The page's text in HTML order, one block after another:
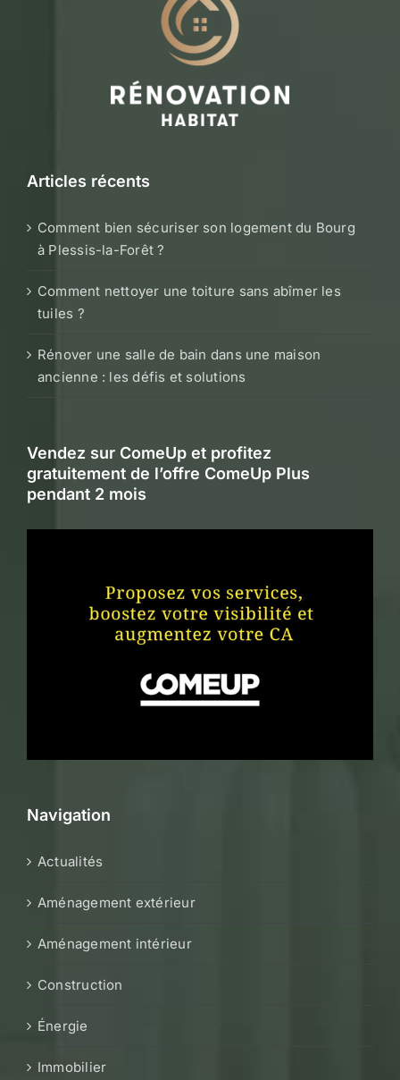
Articles récents
Comment bien sécuriser son logement du Bourg
à Plessis-la-Forêt ?
Comment nettoyer une toiture sans abîmer les
tuiles ?
Rénover une salle de bain dans une maison
ancienne : les défis et solutions
Vendez sur ComeUp et profitez
gratuitement de l’offre ComeUp Plus
pendant 2 mois
Navigation
Actualités
Aménagement extérieur
Aménagement intérieur
Construction
Énergie
Immobilier